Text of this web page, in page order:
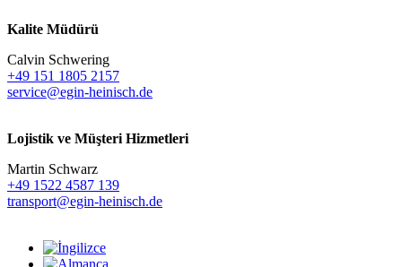
Kalite Müdürü
Calvin Schwering
+49 151 1805 2157
service@egin-heinisch.de
Lojistik ve Müşteri Hizmetleri
Martin Schwarz
+49 1522 4587 139
transport@egin-heinisch.de